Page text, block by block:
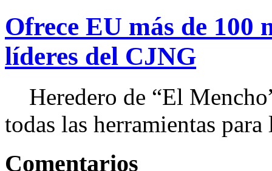
Ofrece EU más de 100
líderes del CJNG
Heredero de “El
todas las herramientas
Comentarios